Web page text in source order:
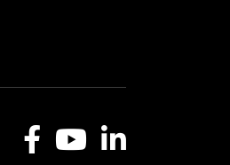
FacebookYoutubeLinkedIn